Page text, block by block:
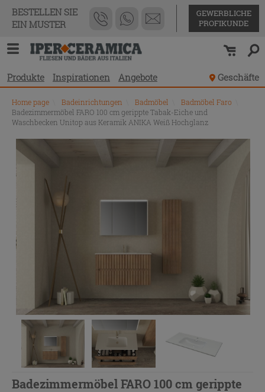
BESTELLEN SIE
EIN MUSTER
GEWERBLICHE
PROFIKUNDE
Produkte Inspirationen Angebote Geschäfte
Home page Badeinrichtungen Badmöbel Badmöbel Faro
Badezimmermöbel FARO 100 cm gerippte Tabak-Eiche und
Waschbecken Unitop aus Keramik ANIKA Weiß Hochglanz
Badezimmermöbel FARO 100 cm gerippte